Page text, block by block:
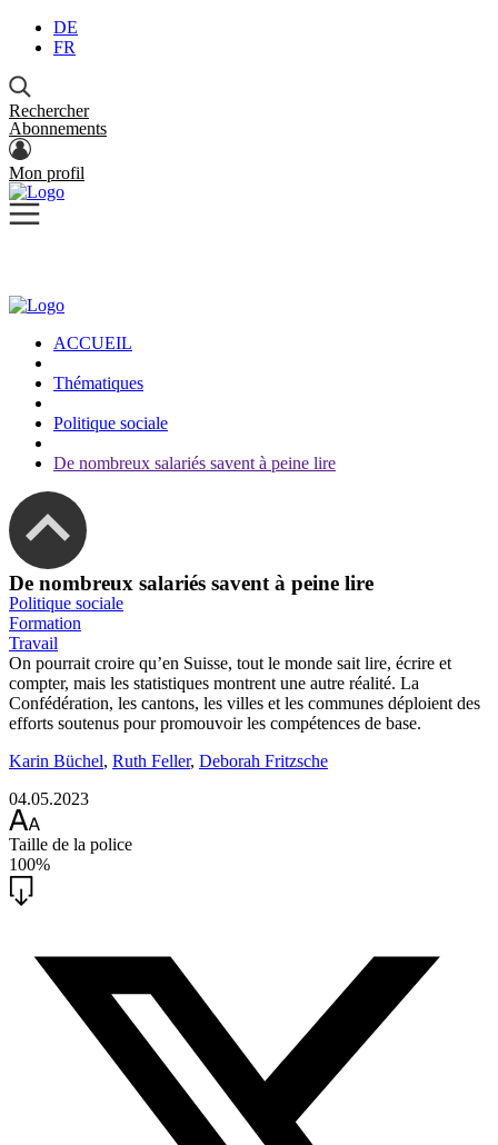
DE
FR
Rechercher
Abonnements
Mon profil
ACCUEIL
Thématiques
Politique sociale
De nombreux salariés savent à peine lire
De nombreux salariés savent à peine lire
Politique sociale
Formation
Travail
On pourrait croire qu’en Suisse, tout le monde sait lire, écrire et
compter, mais les statistiques montrent une autre réalité. La
Confédération, les cantons, les villes et les communes déploient des
efforts soutenus pour promouvoir les compétences de base.
Karin Büchel, Ruth Feller, Deborah Fritzsche
04.05.2023
Taille de la police
100%